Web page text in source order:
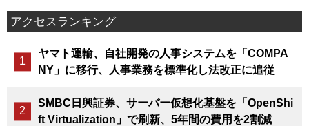
アクセスランキング
ヤマト運輸、自社開発の人事システムを「COMPA
NY」に移行、人事業務を標準化し法改正に追従
SMBC日興証券、サーバー仮想化基盤を「OpenShi
ft Virtualization」で刷新、5年間の費用を2割減